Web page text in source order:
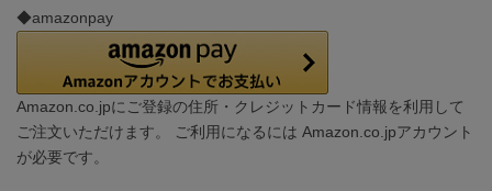
◆amazonpay
Amazon.co.jpにご登録の住所・クレジットカード情報を利用して
ご注文いただけます。 ご利用になるには Amazon.co.jpアカウント
が必要です。